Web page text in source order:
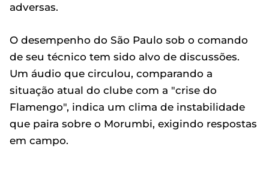
adversas.
O desempenho do São Paulo sob o comando
de seu técnico tem sido alvo de discussões.
Um áudio que circulou, comparando a
situação atual do clube com a "crise do
Flamengo", indica um clima de instabilidade
que paira sobre o Morumbi, exigindo respostas
em campo.